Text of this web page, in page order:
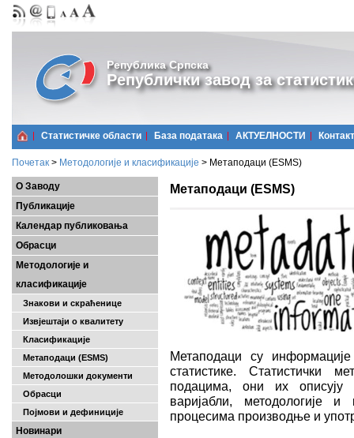
Република Српска
Републички завод за
Статистичке области Базa података АКТУЕЛНОСТИ Контакт
Почетак > Методологије и класификације > Метаподаци (ESMS)
О Заводу
Публикације
Календар публиковања
Обрасци
Методологије и
класификације
Знакови и скраћенице
Извјештаји о квалитету
Класификације
Метаподаци (ESMS)
Методолошки документи
Обрасци
Појмови и дефиниције
Новинари
Метаподаци (ESMS)
Метаподаци су
статистике. Статистички
подацима, они их описују
варијабли, методологије
процесима производње и